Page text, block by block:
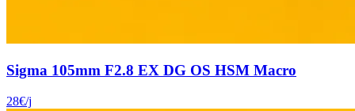
Sigma 105mm F2.8 EX DG OS HSM Macro
28€/j